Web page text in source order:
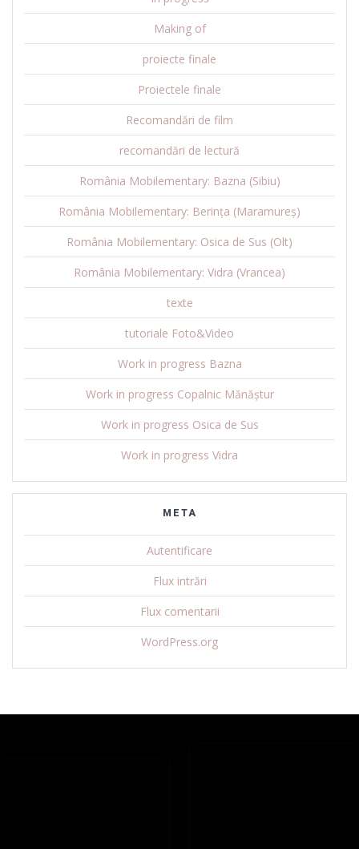
Making of
proiecte finale
Proiectele finale
Recomandări de film
recomandări de lectură
România Mobilementary: Bazna (Sibiu)
România Mobilementary: Berința (Maramureș)
România Mobilementary: Osica de Sus (Olt)
România Mobilementary: Vidra (Vrancea)
texte
tutoriale Foto&Video
Work in progress Bazna
Work in progress Copalnic Mănăștur
Work in progress Osica de Sus
Work in progress Vidra
META
Autentificare
Flux intrări
Flux comentarii
WordPress.org